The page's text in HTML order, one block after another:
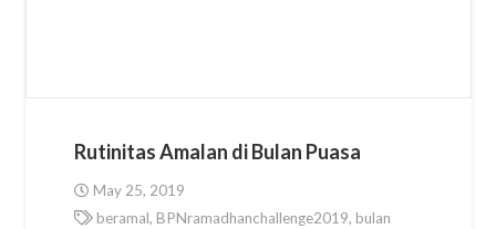
Rutinitas Amalan di Bulan Puasa
May 25, 2019
beramal, BPNramadhanchallenge2019, bulan